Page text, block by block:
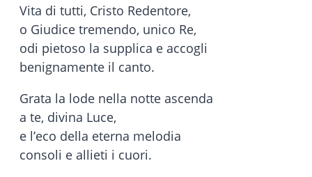
Vita di tutti, Cristo Redentore,
o Giudice tremendo, unico Re,
odi pietoso la supplica e accogli
benignamente il canto.
Grata la lode nella notte ascenda
a te, divina Luce,
e l’eco della eterna melodia
consoli e allieti i cuori.